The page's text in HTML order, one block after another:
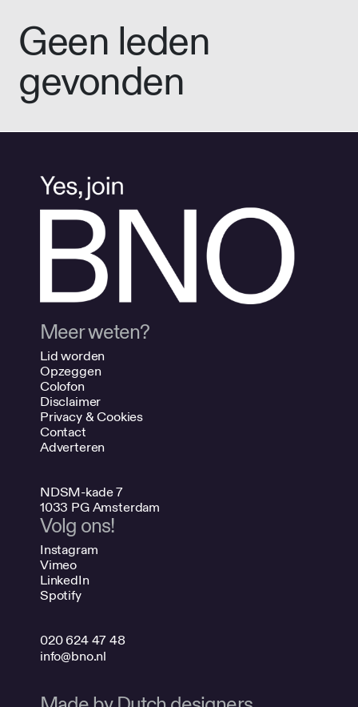
Geen leden
gevonden
Meer weten?
Lid worden
Opzeggen
Colofon
Disclaimer
Privacy & Cookies
Contact
Adverteren
NDSM-kade 7
1033 PG Amsterdam
Volg ons!
Instagram
Vimeo
LinkedIn
Spotify
020 624 47 48
info@bno.nl